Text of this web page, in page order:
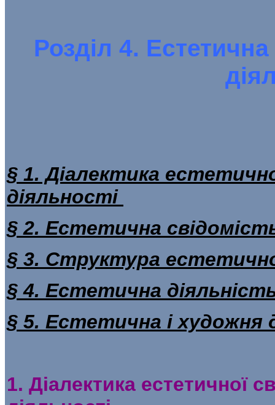
Розділ 4. Естетична
§ 1. Діалектика
діяльності
§ 2. Естетична
§ 3. Структура
§ 4. Естетична
§ 5. Естетична і художня
1. Діалектика естетичної